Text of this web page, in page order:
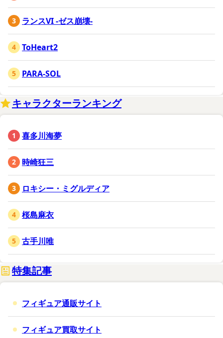
ランスVI -ゼス崩壊-
ToHeart2
PARA-SOL
キャラクターランキング
喜多川海夢
時崎狂三
ロキシー・ミグルディア
桜島麻衣
古手川唯
特集記事
フィギュア通販サイト
フィギュア買取サイト